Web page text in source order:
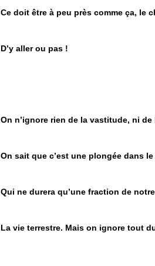
Ce doit être à peu près comme ça, le
D’y aller ou pas !
On n’ignore rien de la vastitude, ni de
On sait que c’est une plongée dans
Qui ne durera qu’une fraction de
La vie terrestre. Mais on ignore tout